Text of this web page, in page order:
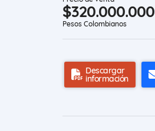
$320.000.000
Pesos Colombianos
Descargar
información